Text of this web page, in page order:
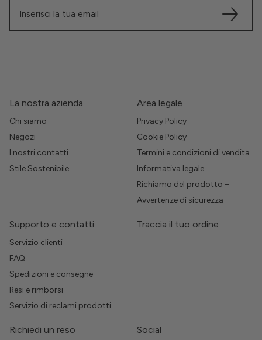
La nostra azienda
Chi siamo
Negozi
I nostri contatti
Stile Sostenibile
Area legale
Privacy Policy
Cookie Policy
Termini e condizioni di vendita
Informativa legale
Richiamo del prodotto –
Avvertenze di sicurezza
Supporto e contatti
Servizio clienti
FAQ
Spedizioni e consegne
Resi e rimborsi
Servizio di reclami prodotti
Traccia il tuo ordine
Richiedi un reso Social